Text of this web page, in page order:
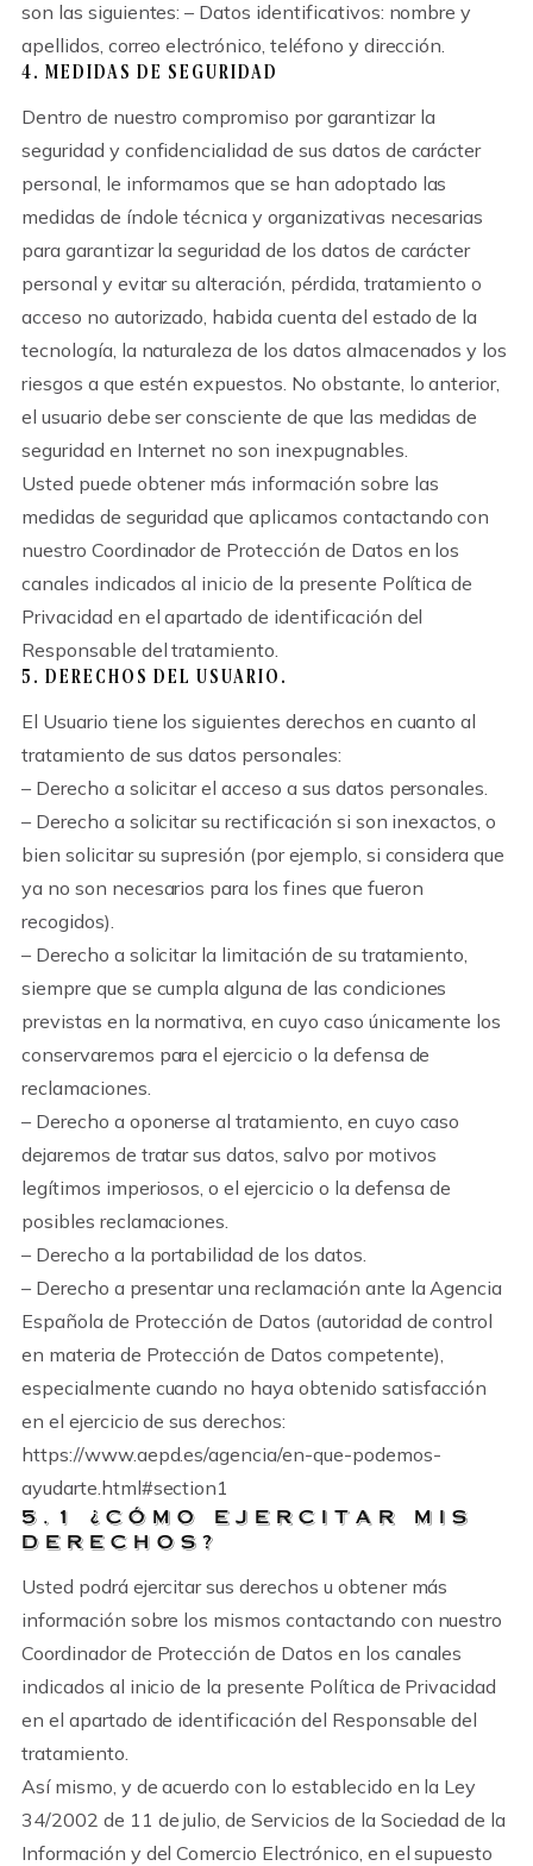
son las siguientes: – Datos identificativos: nombre y
apellidos, correo electrónico, teléfono y dirección.
4. MEDIDAS DE SEGURIDAD
Dentro de nuestro compromiso por garantizar la
seguridad y confidencialidad de sus datos de carácter
personal, le informamos que se han adoptado las
medidas de índole técnica y organizativas necesarias
para garantizar la seguridad de los datos de carácter
personal y evitar su alteración, pérdida, tratamiento o
acceso no autorizado, habida cuenta del estado de la
tecnología, la naturaleza de los datos almacenados y los
riesgos a que estén expuestos. No obstante, lo anterior,
el usuario debe ser consciente de que las medidas de
seguridad en Internet no son inexpugnables.
Usted puede obtener más información sobre las
medidas de seguridad que aplicamos contactando con
nuestro Coordinador de Protección de Datos en los
canales indicados al inicio de la presente Política de
Privacidad en el apartado de identificación del
Responsable del tratamiento.
5. DERECHOS DEL USUARIO.
El Usuario tiene los siguientes derechos en cuanto al
tratamiento de sus datos personales:
– Derecho a solicitar el acceso a sus datos personales.
– Derecho a solicitar su rectificación si son inexactos, o
bien solicitar su supresión (por ejemplo, si considera que
ya no son necesarios para los fines que fueron
recogidos).
– Derecho a solicitar la limitación de su tratamiento,
siempre que se cumpla alguna de las condiciones
previstas en la normativa, en cuyo caso únicamente los
conservaremos para el ejercicio o la defensa de
reclamaciones.
– Derecho a oponerse al tratamiento, en cuyo caso
dejaremos de tratar sus datos, salvo por motivos
legítimos imperiosos, o el ejercicio o la defensa de
posibles reclamaciones.
– Derecho a la portabilidad de los datos.
– Derecho a presentar una reclamación ante la Agencia
Española de Protección de Datos (autoridad de control
en materia de Protección de Datos competente),
especialmente cuando no haya obtenido satisfacción
en el ejercicio de sus derechos:
https://www.aepd.es/agencia/en-que-podemos-
ayudarte.html#section1
5.1 ¿CÓMO EJERCITAR MIS
DERECHOS?
Usted podrá ejercitar sus derechos u obtener más
información sobre los mismos contactando con nuestro
Coordinador de Protección de Datos en los canales
indicados al inicio de la presente Política de Privacidad
en el apartado de identificación del Responsable del
tratamiento.
Así mismo, y de acuerdo con lo establecido en la Ley
34/2002 de 11 de julio, de Servicios de la Sociedad de la
Información y del Comercio Electrónico, en el supuesto